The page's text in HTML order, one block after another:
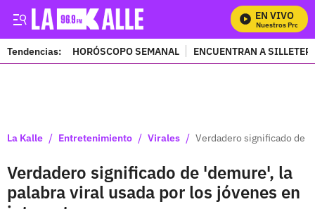
EN VIVO
Mira Todos Nuestros
Tendencias: HORÓSCOPO SEMANAL ENCUENTRAN A
La Kalle / Entretenimiento / Virales / Verdadero significado de
Verdadero significado de 'demure', la
palabra viral usada por los jóvenes en